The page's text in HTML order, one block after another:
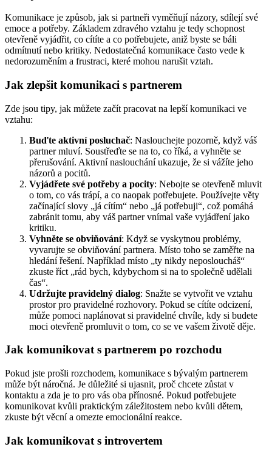
Komunikace je způsob, jak si partneři vyměňují názory, sdílejí své
emoce a potřeby. Základem zdravého vztahu je tedy schopnost
otevřeně vyjádřit, co cítíte a co potřebujete, aniž byste se báli
odmítnutí nebo kritiky. Nedostatečná komunikace často vede k
nedorozuměním a frustraci, které mohou narušit vztah.
Jak zlepšit komunikaci s partnerem
Zde jsou tipy, jak můžete začít pracovat na lepší komunikaci ve
vztahu:
Buďte aktivní posluchač: Naslouchejte pozorně, když váš
partner mluví. Soustřeďte se na to, co říká, a vyhněte se
přerušování. Aktivní naslouchání ukazuje, že si vážíte jeho
názorů a pocitů.
Vyjádřete své potřeby a pocity: Nebojte se otevřeně mluvit
o tom, co vás trápí, a co naopak potřebujete. Používejte věty
začínající slovy „já cítím“ nebo „já potřebuji“, což pomáhá
zabránit tomu, aby váš partner vnímal vaše vyjádření jako
kritiku.
Vyhněte se obviňování: Když se vyskytnou problémy,
vyvarujte se obviňování partnera. Místo toho se zaměřte na
hledání řešení. Například místo „ty nikdy neposloucháš“
zkuste říct „rád bych, kdybychom si na to společně udělali
čas“.
Udržujte pravidelný dialog: Snažte se vytvořit ve vztahu
prostor pro pravidelné rozhovory. Pokud se cítíte odcizení,
může pomoci naplánovat si pravidelné chvíle, kdy si budete
moci otevřeně promluvit o tom, co se ve vašem životě děje.
Jak komunikovat s partnerem po rozchodu
Pokud jste prošli rozchodem, komunikace s bývalým partnerem
může být náročná. Je důležité si ujasnit, proč chcete zůstat v
kontaktu a zda je to pro vás oba přínosné. Pokud potřebujete
komunikovat kvůli praktickým záležitostem nebo kvůli dětem,
zkuste být věcní a omezte emocionální reakce.
Jak komunikovat s introvertem